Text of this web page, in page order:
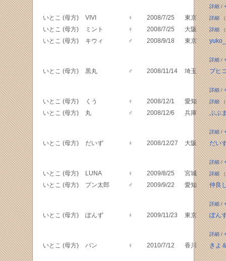
詳細/
いとこ (母方) VIVI ♀ 2008/7/25 東京 詳細（
いとこ (母方) ミント ♀ 2008/7/25 大阪 詳細（
いとこ (母方) キウィ ♂ 2008/9/18 東京
詳細/
いとこ (母方) 黒丸 ♂ 2008/11/14 埼玉 ブヒ
詳細/
いとこ (母方) くう ♀ 2008/12/1 愛知 詳細（
いとこ (母方) 丸 ♂ 2008/12/6 兵庫 ぶぶ
詳細/
いとこ (母方) だいず ♀ 2008/12/27 大阪 だい
詳細/
いとこ (母方) LUNA ♀ 2009/8/25 宮城 詳細（
いとこ (母方) プン太郎 ♂ 2009/9/22 愛知 仲良
詳細/
いとこ (母方) ぽんず ♀ 2009/11/23 東京 ぽん
詳細/
いとこ (母方) パン ♀ 2010/7/12 香川 きよ